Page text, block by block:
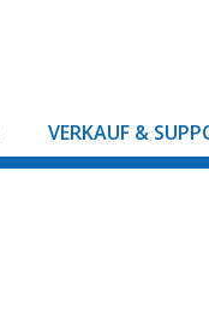
VERKAUF &